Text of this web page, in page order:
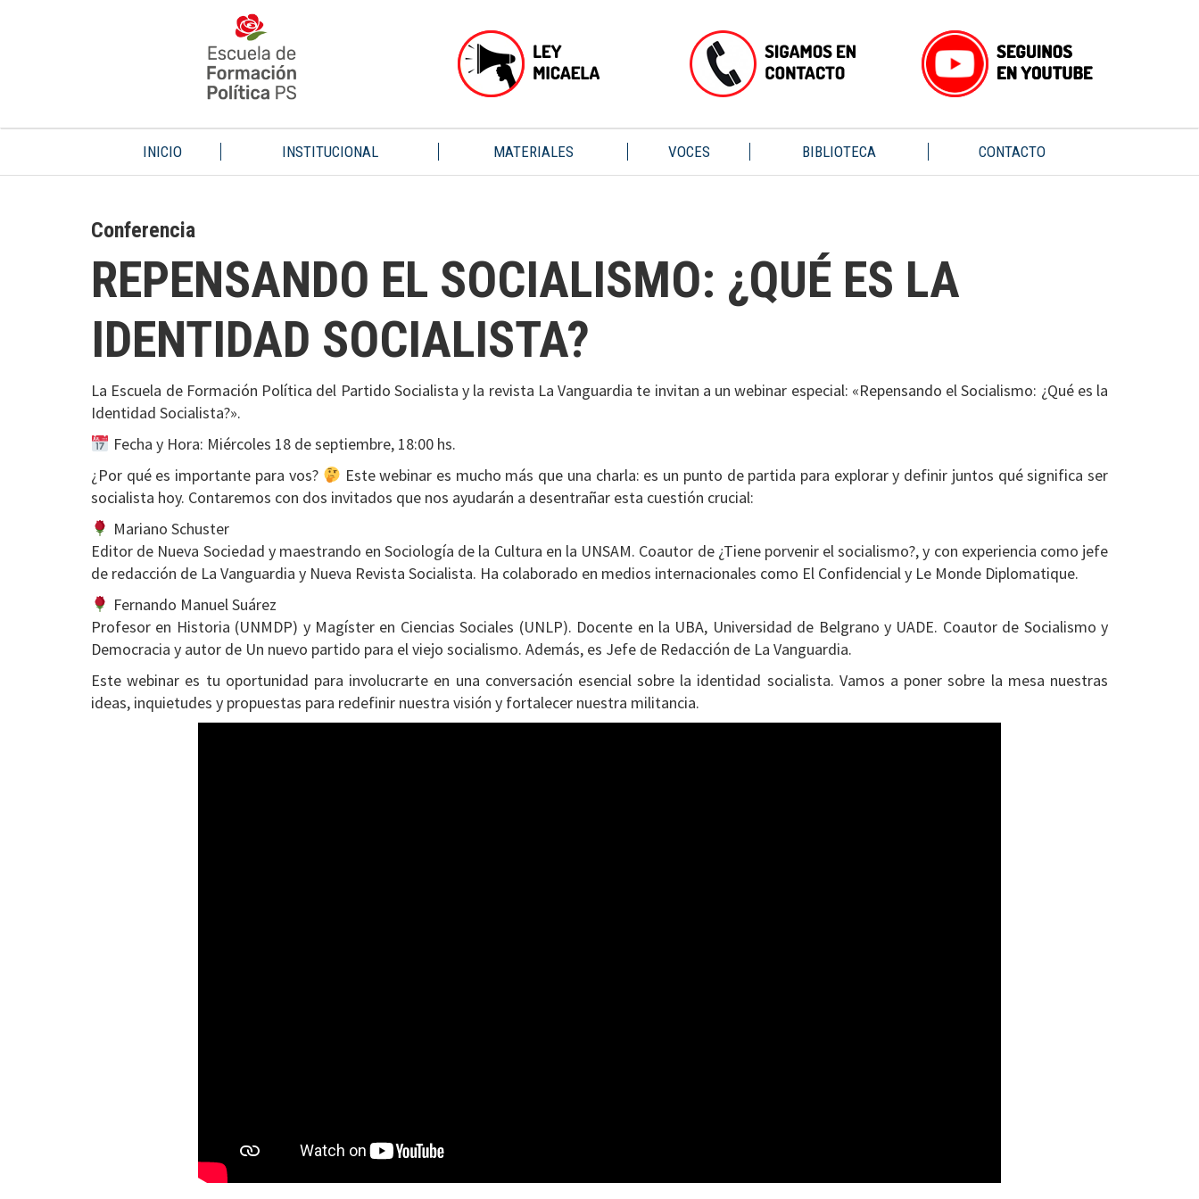
INICIO INSTITUCIONAL MATERIALES VOCES BIBLIOTECA CONTACTO
Conferencia
REPENSANDO EL SOCIALISMO: ¿QUÉ ES LA
IDENTIDAD SOCIALISTA?
La Escuela de Formación Política del Partido Socialista y la revista La Vanguardia te invitan a un webinar especial: «Repensando el Socialismo: ¿Qué es la
Identidad Socialista?».
Fecha y Hora: Miércoles 18 de septiembre, 18:00 hs.
¿Por qué es importante para vos?
Este webinar es mucho más que una charla: es un punto de partida para explorar y definir juntos qué significa ser
socialista hoy. Contaremos con dos invitados que nos ayudarán a desentrañar esta cuestión crucial:
Mariano Schuster
Editor de Nueva Sociedad y maestrando en Sociología de la Cultura en la UNSAM. Coautor de ¿Tiene porvenir el socialismo?, y con experiencia como jefe
de redacción de La Vanguardia y Nueva Revista Socialista. Ha colaborado en medios internacionales como El Confidencial y Le Monde Diplomatique.
Fernando Manuel Suárez
Profesor en Historia (UNMDP) y Magíster en Ciencias Sociales (UNLP). Docente en la UBA, Universidad de Belgrano y UADE. Coautor de Socialismo y
Democracia y autor de Un nuevo partido para el viejo socialismo. Además, es Jefe de Redacción de La Vanguardia.
Este webinar es tu oportunidad para involucrarte en una conversación esencial sobre la identidad socialista. Vamos a poner sobre la mesa nuestras
ideas, inquietudes y propuestas para redefinir nuestra visión y fortalecer nuestra militancia.